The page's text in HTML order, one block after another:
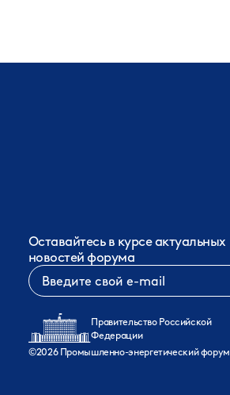
Оставайтесь в курсе актуальных
новостей форума
Правительство Российской
Федерации
©2026Промышленно-энергетический форум